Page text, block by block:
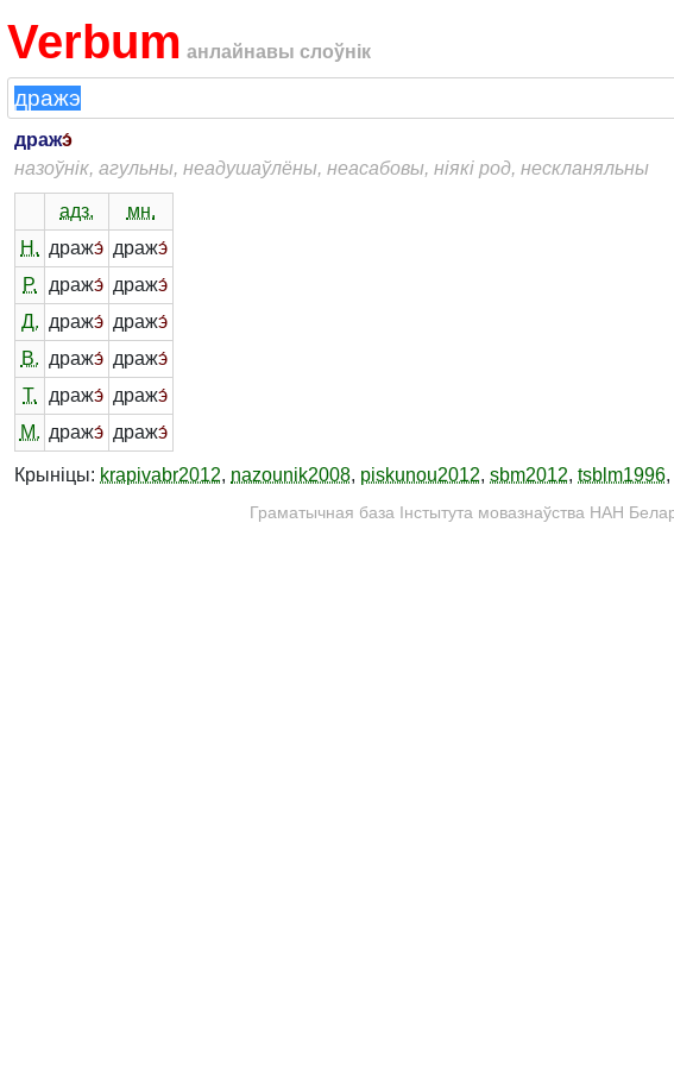
Verbum анлайнавы слоўнік
дражэ́
назоўнік, агульны, неадушаўлёны, неасабовы, ніякі род, нескланяльны
адз.
мн.
Н. дражэ́ дражэ́
Р.
дражэ́ дражэ́
Д. дражэ́ дражэ́
В. дражэ́ дражэ́
Т.
дражэ́ дражэ́
М. дражэ́ дражэ́
Крыніцы: krapivabr2012, nazounik2008, piskunou2012, sbm2012, tsblm1996,
Граматычная база Інстытута мовазнаўства НАН